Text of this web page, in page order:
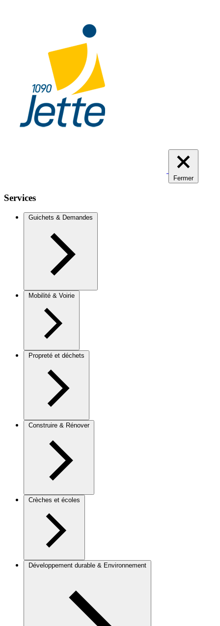
Fermer
Services
Guichets & Demandes
Mobilité & Voirie
Propreté et déchets
Construire & Rénover
Crèches et écoles
Développement durable & Environnement